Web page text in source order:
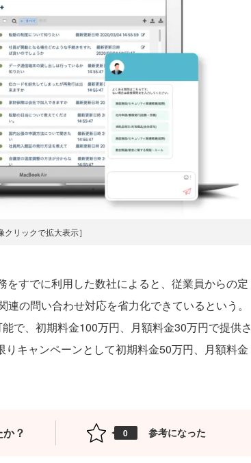
クリックで拡大表示］
すでに利用した数社によると、従業員からの定
の問い合わせ対応を省力化できているという。
で、初期料金100万円、月額料金30万円で提供さ
キャンペーンとして初期料金50万円、月額料金
？ 0 参考になった